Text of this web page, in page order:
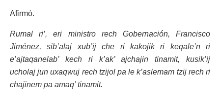
Afirmó.
Rumal ri’, eri ministro rech Gobernación, Francisco
Jiménez, sib’alaj xub’ij che ri kakojik ri keqale’n ri
e’ajtaqanelab’ kech ri k’ak’ ajchajin tinamit, kusik’ij
ucholaj jun uxaqwuj rech tzijol pa le k’aslemam tzij rech ri
chajinem pa amaq’ tinamit.